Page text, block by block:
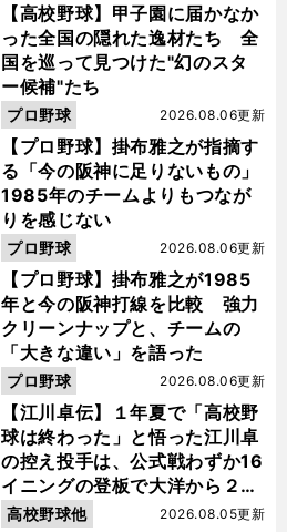
【高校野球】甲子園に届かなか
った全国の隠れた逸材たち 全
国を巡って見つけた"幻のスタ
ー候補"たち
【プロ野球】掛布雅之が指摘す
る「今の阪神に足りないもの」
1985年のチームよりもつなが
りを感じない
2026.08.06更新
プロ野球
【プロ野球】掛布雅之が1985
年と今の阪神打線を比較 強力
クリーンナップと、チームの
「大きな違い」を語った
2026.08.06更新
プロ野球
【江川卓伝】１年夏で「高校野
球は終わった」と悟った江川卓
の控え投手は、公式戦わずか16
イニングの登板で大洋から２位
指名を受けた
2026.08.06更新
プロ野球
2026.08.05更新
高校野球他